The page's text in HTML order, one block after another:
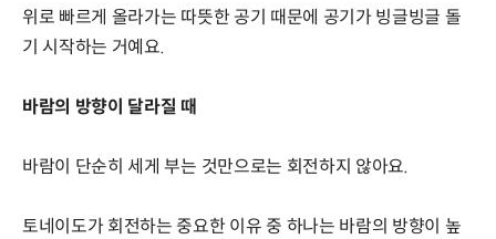
위로 빠르게 올라가는 따뜻한 공기 때문에 공기가 빙글빙글 돌
기 시작하는 거예요.
바람의 방향이 달라질 때
바람이 단순히 세게 부는 것만으로는 회전하지 않아요.
토네이도가 회전하는 중요한 이유 중 하나는 바람의 방향이 높